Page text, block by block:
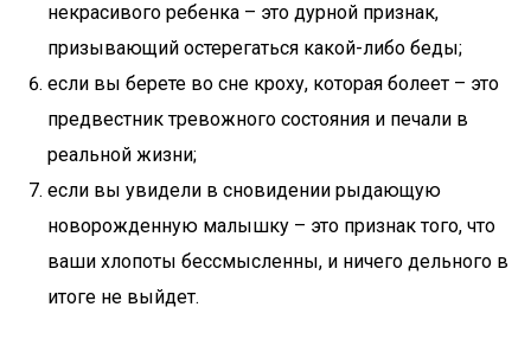
некрасивого ребенка – это дурной признак,
призывающий остерегаться какой-либо беды;
если вы берете во сне кроху, которая болеет – это
предвестник тревожного состояния и печали в
реальной жизни;
если вы увидели в сновидении рыдающую
новорожденную малышку – это признак того, что
ваши хлопоты бессмысленны, и ничего дельного в
итоге не выйдет.